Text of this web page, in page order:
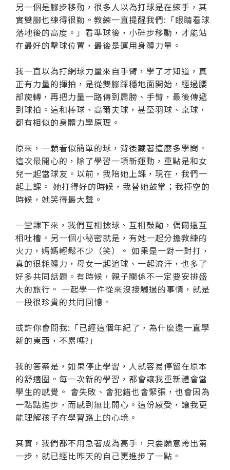
另一個是腳步移動，很多人以為打球是在練手，其
實雙腳也練得很勤。教練一直提醒我們:「眼睛看球
落地後的高度。」看準球後，小碎步移動，才能站
在最好的擊球位置，最後是運用身體力量。
我一直以為打網球力量來自手臂，學了才知道，真
正有力量的揮拍，是從雙腳踩穩地面開始，經過腰
部旋轉，再把力量一路傳到肩膀、手臂，最後傳遞
到球拍。這和棒球、高爾夫球，甚至羽球、桌球，
都有相似的身體力學原理。
原來，一顆看似簡單的球，背後藏著這麼多學問。
這次最開心的，除了學習一項新運動，重點是和女
兒一起當球友。以前，我陪她上課，現在，我們一
起上課。 她打得好的時候，我替她鼓掌；我揮空的
時候，她笑得最大聲。
一堂課下來，我們互相撿球、互相鼓勵，偶爾還互
相吐槽。另一個小秘密就是，有她一起分擔教練的
火力，媽媽輕鬆不少（笑）。 如果是一對一對打，
真的很耗體力，母女一起追球、一起流汗，也多了
好多共同話題。有時候，親子關係不一定要安排盛
大的旅行。 一起學一件從來沒接觸過的事情，就是
一段很珍貴的共同回憶。
或許你會問我:「已經這個年紀了，為什麼還一直學
新的東西，不累嗎?」
我的答案是，如果停止學習，人就容易停留在原本
的舒適圈。每一次新的學習，都會讓我重新體會當
學生的感覺。 會失敗、會犯錯也會緊張，也會因為
一點點進步，而感到無比開心。這份感受，讓我更
能理解孩子在學習路上的心境。
其實，我們都不用急著成為高手，只要願意跨出第
一步，就已經比昨天的自己更進步了一點。